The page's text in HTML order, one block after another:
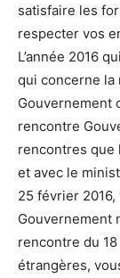
satisfaire les
respecter vos
L’année 2016
qui concerne
Gouvernement
rencontre
rencontres que
et avec le
25 février
Gouvernement
rencontre du
étrangères,